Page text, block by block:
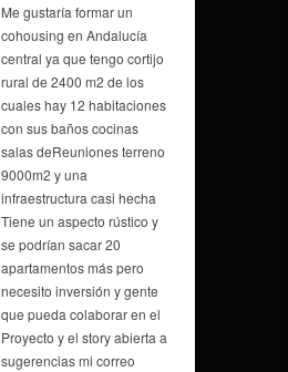
Me gustaría formar un
cohousing en Andalucía
central ya que tengo cortijo
rural de 2400 m2 de los
cuales hay 12 habitaciones
con sus baños cocinas
salas deReuniones terreno
9000m2 y una
infraestructura casi hecha
Tiene un aspecto rústico y
se podrían sacar 20
apartamentos más pero
necesito inversión y gente
que pueda colaborar en el
Proyecto y el story abierta a
sugerencias mi correo